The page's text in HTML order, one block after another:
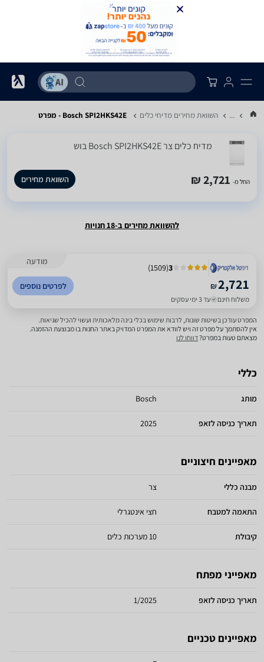
... השוואת מחירים מדיחי כלים Bosch SPI2HKS42E - מפרט
מדיח כלים ‏צר Bosch SPI2HKS42E בוש
החל מ- 2,721 ₪ השוואת מחירים
להשוואת מחירים ב-18 חנויות
מודעה
3
(
1509
)
₪2,721
משלוח חינם עד 3 ימי עסקים
לפרטים נוספים
המפרט עודכן בשיטות שונות, לרבות שימוש בכלי בינה מלאכותית ועשוי להכיל שגיאות.
אין להסתמך על מפרט זה ויש לוודא את המפרט המדויק באתר החנות בו מבוצעת ההזמנה.
מצאתם טעות במפרט?דווחו לנו
כללי
מותג Bosch
תאריך כניסה לזאפ 2025
מאפיינים חיצוניים
מבנה כללי צר
התאמה למטבח חצי אינטגרלי
קיבולת 10 מערכות כלים
מאפייני מפתח
תאריך כניסה לזאפ 1/2025
מאפיינים טכניים